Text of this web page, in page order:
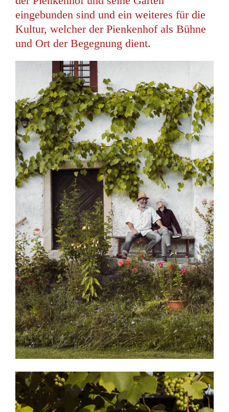
eingebunden sind und ein weiteres für die
Kultur, welcher der Pienkenhof als Bühne
und Ort der Begegnung dient.